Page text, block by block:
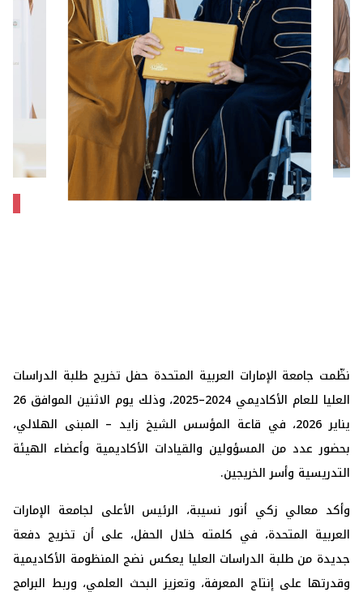
نظّمت جامعة الإمارات العربية المتحدة حفل تخريج طلبة الدراسات
العليا للعام الأكاديمي 2024–2025، وذلك يوم الاثنين الموافق 26
يناير 2026، في قاعة المؤسس الشيخ زايد – المبنى الهلالي،
بحضور عدد من المسؤولين والقيادات الأكاديمية وأعضاء الهيئة
التدريسية وأسر الخريجين.
وأكد معالي زكي أنور نسيبة، الرئيس الأعلى لجامعة الإمارات
العربية المتحدة، في كلمته خلال الحفل، على أن تخريج دفعة
جديدة من طلبة الدراسات العليا يعكس نضج المنظومة الأكاديمية
وقدرتها على إنتاج المعرفة، وتعزيز البحث العلمي، وربط البرامج